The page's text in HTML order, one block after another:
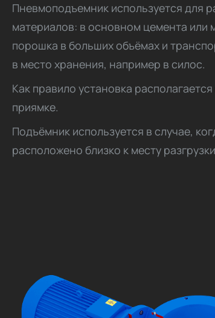
Пневмоподъемник используется для
материалов: в основном цемента или
порошка в больших объёмах и
в место хранения, например в силос.
Как правило установка
приямке.
Подъёмник используется в случае,
расположено близко к месту